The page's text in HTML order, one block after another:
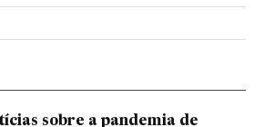
Brasil en Twitter
País Brasil en Instagram
El País Brasil en Facebook
sobre a pandemia de